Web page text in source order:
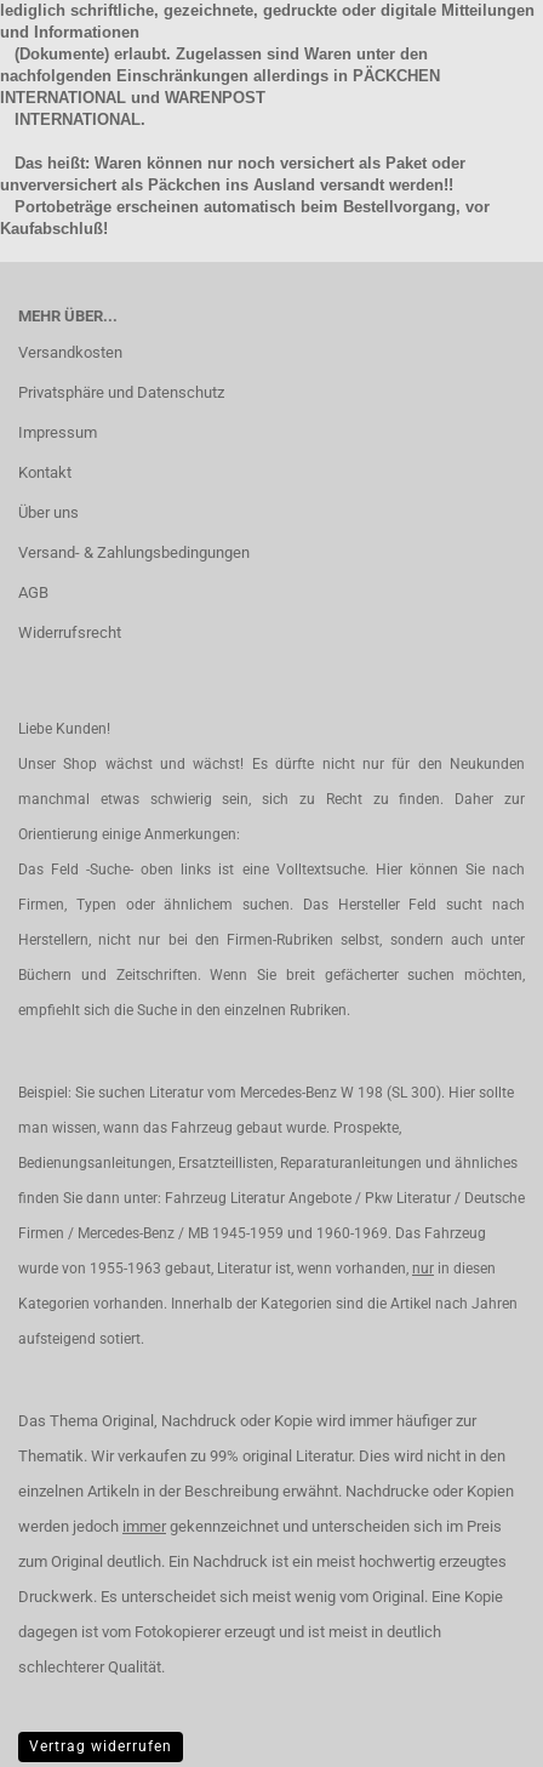
lediglich schriftliche, gezeichnete, gedruckte oder digitale Mitteilungen
und Informationen
(Dokumente) erlaubt. Zugelassen sind Waren unter den
nachfolgenden Einschränkungen allerdings in PÄCKCHEN
INTERNATIONAL und WARENPOST
INTERNATIONAL.
Das heißt: Waren können nur noch versichert als Paket oder
unverversichert als Päckchen ins Ausland versandt werden!!
Portobeträge erscheinen automatisch beim Bestellvorgang, vor
Kaufabschluß!
MEHR ÜBER...
Versandkosten
Privatsphäre und Datenschutz
Impressum
Kontakt
Über uns
Versand- & Zahlungsbedingungen
AGB
Widerrufsrecht
Liebe Kunden!
Unser Shop wächst und wächst! Es dürfte nicht nur für den Neukunden
manchmal etwas schwierig sein, sich zu Recht zu finden. Daher zur
Orientierung einige Anmerkungen:
Das Feld -Suche- oben links ist eine Volltextsuche. Hier können Sie nach
Firmen, Typen oder ähnlichem suchen. Das Hersteller Feld sucht nach
Herstellern, nicht nur bei den Firmen-Rubriken selbst, sondern auch unter
Büchern und Zeitschriften. Wenn Sie breit gefächerter suchen möchten,
empfiehlt sich die Suche in den einzelnen Rubriken.
Beispiel: Sie suchen Literatur vom Mercedes-Benz W 198 (SL 300). Hier sollte
man wissen, wann das Fahrzeug gebaut wurde. Prospekte,
Bedienungsanleitungen, Ersatzteillisten, Reparaturanleitungen und ähnliches
finden Sie dann unter: Fahrzeug Literatur Angebote / Pkw Literatur / Deutsche
Firmen / Mercedes-Benz / MB 1945-1959 und 1960-1969. Das Fahrzeug
wurde von 1955-1963 gebaut, Literatur ist, wenn vorhanden, nur in diesen
Kategorien vorhanden. Innerhalb der Kategorien sind die Artikel nach Jahren
aufsteigend sotiert.
Das Thema Original, Nachdruck oder Kopie wird immer häufiger zur
Thematik. Wir verkaufen zu 99% original Literatur. Dies wird nicht in den
einzelnen Artikeln in der Beschreibung erwähnt. Nachdrucke oder Kopien
werden jedoch immer gekennzeichnet und unterscheiden sich im Preis
zum Original deutlich. Ein Nachdruck ist ein meist hochwertig erzeugtes
Druckwerk. Es unterscheidet sich meist wenig vom Original. Eine Kopie
dagegen ist vom Fotokopierer erzeugt und ist meist in deutlich
schlechterer Qualität.
Vertrag widerrufen